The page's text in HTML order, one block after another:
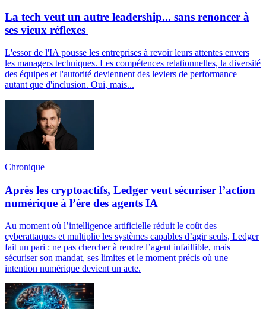
La tech veut un autre leadership... sans renoncer à
ses vieux réflexes
L'essor de l'IA pousse les entreprises à revoir leurs attentes envers
les managers techniques. Les compétences relationnelles, la diversité
des équipes et l'autorité deviennent des leviers de performance
autant que d'inclusion. Oui, mais...
Chronique
Après les cryptoactifs, Ledger veut sécuriser l’action
numérique à l’ère des agents IA
Au moment où l’intelligence artificielle réduit le coût des
cyberattaques et multiplie les systèmes capables d’agir seuls, Ledger
fait un pari : ne pas chercher à rendre l’agent infaillible, mais
sécuriser son mandat, ses limites et le moment précis où une
intention numérique devient un acte.